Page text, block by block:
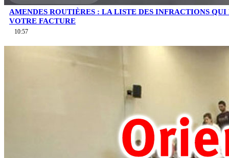
AMENDES ROUTIÈRES : LA LISTE DES INFRACTIONS
VOTRE FACTURE
10:57